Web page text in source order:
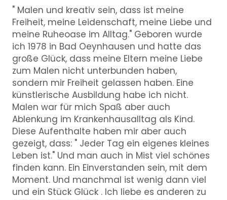
" Malen und kreativ sein, dass ist meine
Freiheit, meine Leidenschaft, meine Liebe und
meine Ruheoase im Alltag." Geboren wurde
ich 1978 in Bad Oeynhausen und hatte das
große Glück, dass meine Eltern meine Liebe
zum Malen nicht unterbunden haben,
sondern mir Freiheit gelassen haben. Eine
künstlerische Ausbildung habe ich nicht.
Malen war für mich Spaß aber auch
Ablenkung im Krankenhausalltag als Kind.
Diese Aufenthalte haben mir aber auch
gezeigt, dass: " Jeder Tag ein eigenes kleines
Leben ist." Und man auch in Mist viel schönes
finden kann. Ein Einverstanden sein, mit dem
Moment. Und manchmal ist wenig dann viel
und ein Stück Glück . Ich liebe es anderen zu